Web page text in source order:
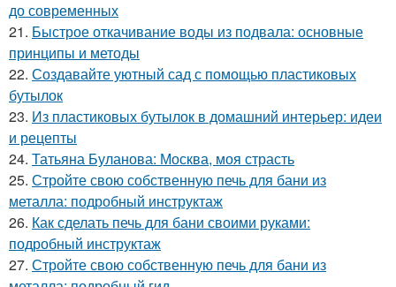
до современных
21. Быстрое откачивание воды из подвала: основные
принципы и методы
22. Создавайте уютный сад с помощью пластиковых
бутылок
23. Из пластиковых бутылок в домашний интерьер: идеи
и рецепты
24. Татьяна Буланова: Москва, моя страсть
25. Стройте свою собственную печь для бани из
металла: подробный инструктаж
26. Как сделать печь для бани своими руками:
подробный инструктаж
27. Стройте свою собственную печь для бани из